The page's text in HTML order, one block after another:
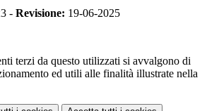
- Revisione: 19-06-2025
terzi da questo utilizzati si avvalgono di
ed utili alle finalità illustrate nella